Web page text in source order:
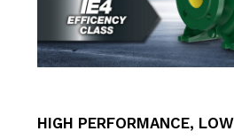
HIGH PERFORMANCE,